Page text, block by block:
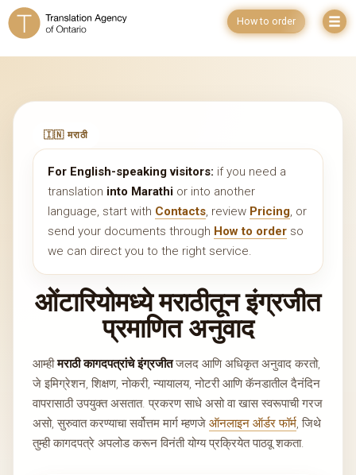
How to order
🇮🇳 मराठी
For English-speaking visitors: if you need a
translation into Marathi or into another
language, start with Contacts, review Pricing, or
send your documents through How to order so
we can direct you to the right service.
ओंटारियोमध्ये मराठीतून इंग्रजीत
प्रमाणित अनुवाद
आम्हीमराठी कागदपत्रांचे इंग्रजीतजलद आणि अधिकृत अनुवाद करतो,
जे इमिग्रेशन, शिक्षण, नोकरी, न्यायालय, नोटरी आणि कॅनडातील दैनंदिन
वापरासाठी उपयुक्त असतात. प्रकरण साधे असो वा खास स्वरूपाची गरज
असो, सुरुवात करण्याचा सर्वोत्तम मार्ग म्हणजे ऑनलाइन ऑर्डर फॉर्म, जिथे
तुम्ही कागदपत्रे अपलोड करून विनंती योग्य प्रक्रियेत पाठवू शकता.